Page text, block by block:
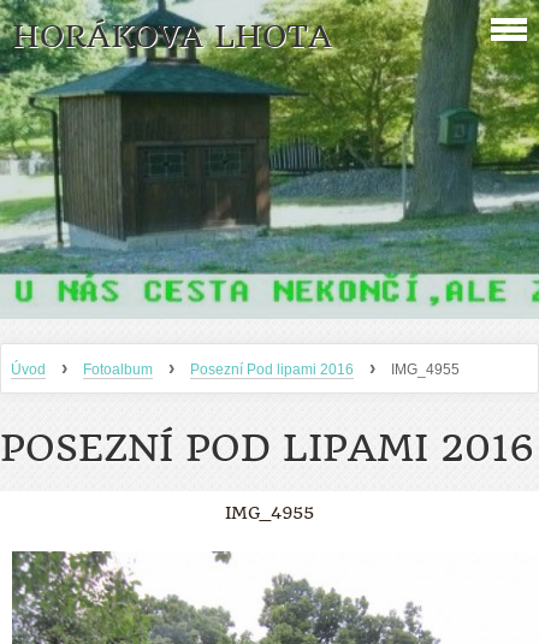
HORÁKOVA LHOTA
Úvod › Fotoalbum › Posezní Pod lipami 2016 › IMG_4955
POSEZNÍ POD LIPAMI 2016
IMG_4955